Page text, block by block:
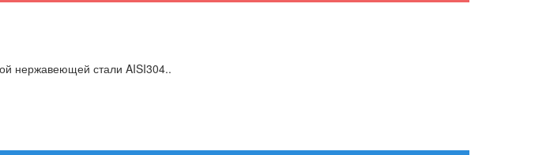
нержавеющей стали AISI304..